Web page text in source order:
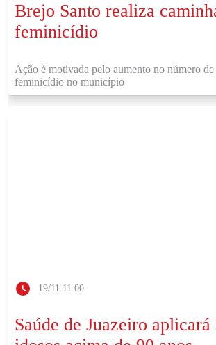
Brejo Santo realiza
feminicídio
Ação é motivada pelo aumento no número de
feminicídio no município
19/11 11:00
Saúde de Juazeiro aplicará